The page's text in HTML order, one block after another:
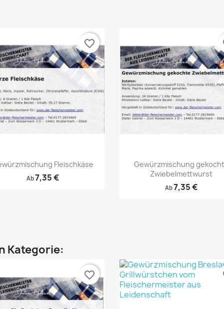
VorschauFleischkäse
Ab7,35 €
favorite_border
Vorschau
Gewürzmischung
Zwiebelmettwurst
Ab7,35 €
Kategorie:
favorite_border